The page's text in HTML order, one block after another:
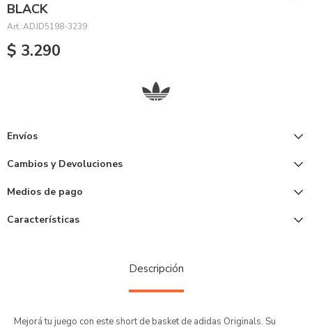
BLACK
ADJD5198-3239
$ 3.290
Envíos
Cambios y Devoluciones
Medios de pago
Características
Descripción
Mejorá tu juego con este short de basket de adidas Originals. Su